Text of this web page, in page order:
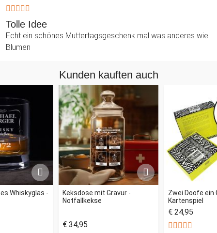
Tolle Idee
Echt ein schönes Muttertagsgeschenk mal was anderes wie
Blumen
Kunden kauften auch
Whiskyglas -
Keksdose mit Gravur -
Notfallkekse
€ 34,95
Zwei Doofe ein
Kartenspiel
€ 24,95